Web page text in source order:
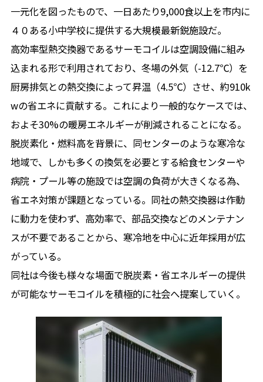
一元化を図ったもので、一日あたり9,000食以上を市内に
４０ある小中学校に提供する大規模最新鋭施設だ。
高効率型熱交換器であるサーモコイルは空調設備に組み
込まれる形で利用されており、冬場の外気（-12.7℃）を
厨房排気との熱交換によって昇温（4.5℃）させ、約910k
wの省エネに貢献する。これにより一般的なケースでは、
およそ30%の暖房エネルギーが削減されることになる。
脱炭素化・燃料高を背景に、同センターのような寒冷な
地域で、しかも多くの換気を必要とする給食センターや
病院・プール等の施設では空調の負荷が大きくなる為、
省エネ対策が課題となっている。同社の熱交換器は作動
に動力を使わず、高効率で、部品交換などのメンテナン
スが不要であることから、寒冷地を中心に近年採用が広
がっている。
同社は今後も様々な場面で脱炭素・省エネルギーの提供
が可能なサーモコイルを積極的に社会へ提案していく。